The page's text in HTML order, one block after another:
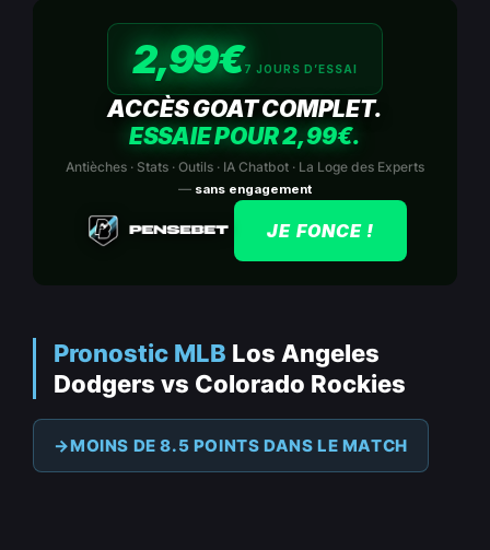
2,99€7 JOURS D’ESSAI
ACCÈS GOAT COMPLET.
ESSAIE POUR 2,99€.
Antièches · Stats · Outils · IA Chatbot · La Loge des Experts
— sans engagement
JE FONCE !
Pronostic MLB Los Angeles
Dodgers vs Colorado Rockies
MOINS DE 8.5 POINTS DANS LE MATCH